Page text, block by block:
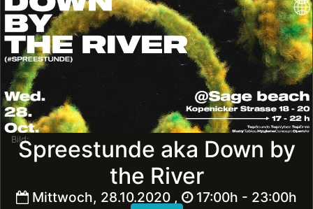
Spreestunde aka Down by
the River
Mittwoch, 28.10.2020 , 17:00h - 23:00h
Bild: